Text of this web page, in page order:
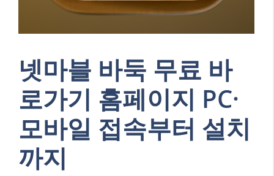
넷마블 바둑 무료 바
로가기 홈페이지 PC·
모바일 접속부터 설치
까지